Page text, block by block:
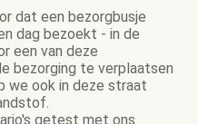
dat een bezorgbusje
dag bezoekt - in de
een van deze
bezorging te verplaatsen
we ook in deze straat
getest met ons